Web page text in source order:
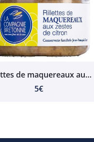
Rillettes de maquereaux aux zestes de citron 121ml
5€